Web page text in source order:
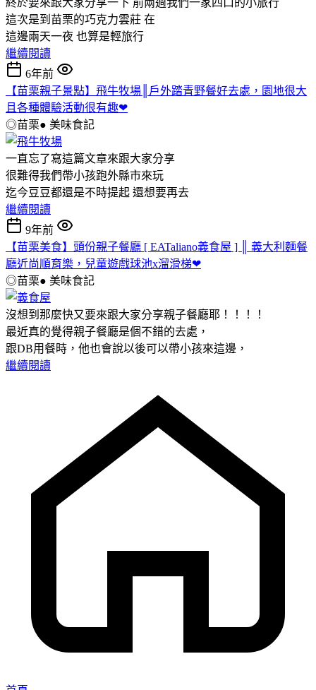
這次是到苗栗的巧克力雲莊 在
這邊兩天一夜 也算是輕旅行
繼續閱讀
6年前
【苗栗親子景點】飛牛牧場║戶外踏青野餐好去處，園地很大
且各種體驗活動很有趣❤
◎苗栗● 美味食記
一直忘了寫這篇文章來跟大家分享
很難得我們帶小孩跑外縣市來玩
迄今豆豆都還是不時提起 還想要再去
繼續閱讀
9年前
【苗栗美食】頭份親子餐廳 [ EATaliano義食屋 ] ║ 義大利麵餐
廳近尚順育樂，兒童遊戲球池x溜滑梯❤
◎苗栗● 美味食記
沒想到那麼快又要來跟大家分享親子餐廳耶！！！！
最近真的覺得親子餐廳是個不錯的去處，
跟DB用餐時，他也會說以後可以帶小孩來這邊，
繼續閱讀